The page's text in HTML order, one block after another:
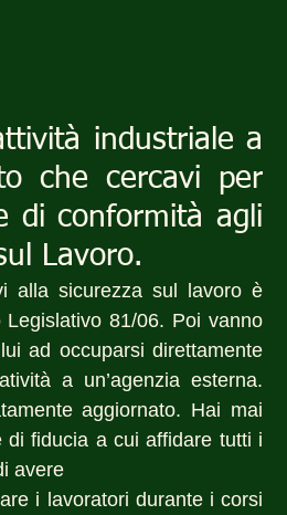
industriale a
che cercavi per
di conformità agli
Lavoro.
alla sicurezza sul lavoro è
81/06. Poi vanno
ad occuparsi direttamente
a un’agenzia esterna.
aggiornato. Hai mai
di fiducia a cui affidare tutti i
avere
i lavoratori durante i corsi